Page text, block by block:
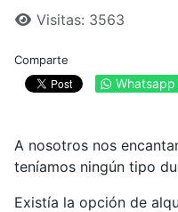
Visitas: 3563
Comparte
Whatsapp
A nosotros nos
teníamos ningún tipo
Existía la opción de